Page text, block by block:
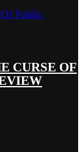
CURSE OF